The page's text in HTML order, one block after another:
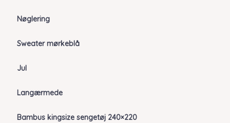
Nøglering
Sweater mørkeblå
Jul
Langærmede
Bambus kingsize sengetøj 240×220